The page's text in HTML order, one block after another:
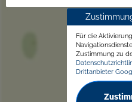
Für die
Zustimmung zu
Drittanbieter